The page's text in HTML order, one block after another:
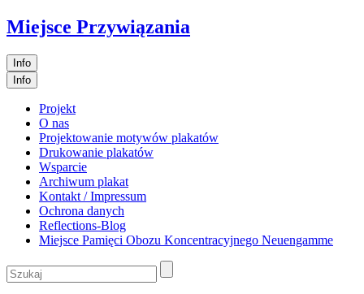
Miejsce Przywiązania
Info
Info
Projekt
O nas
Projektowanie motywów plakatów
Drukowanie plakatów
Wsparcie
Archiwum plakat
Kontakt / Impressum
Ochrona danych
Reflections-Blog
Miejsce Pamięci Obozu Koncentracyjnego Neuengamme